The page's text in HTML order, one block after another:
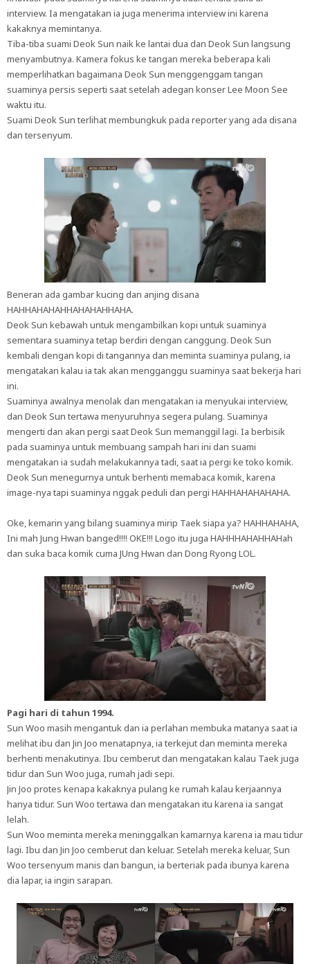
interview. Ia mengatakan ia juga menerima interview ini karena
kakaknya memintanya.
Tiba-tiba suami Deok Sun naik ke lantai dua dan Deok Sun langsung
menyambutnya. Kamera fokus ke tangan mereka beberapa kali
memperlihatkan bagaimana Deok Sun menggenggam tangan
suaminya persis seperti saat setelah adegan konser Lee Moon See
waktu itu.
Suami Deok Sun terlihat membungkuk pada reporter yang ada disana
dan tersenyum.
Beneran ada gambar kucing dan anjing disana
HAHHAHAHAHHAHAHAHHAHA.
Deok Sun kebawah untuk mengambilkan kopi untuk suaminya
sementara suaminya tetap berdiri dengan canggung. Deok Sun
kembali dengan kopi di tangannya dan meminta suaminya pulang, ia
mengatakan kalau ia tak akan mengganggu suaminya saat bekerja hari
ini.
Suaminya awalnya menolak dan mengatakan ia menyukai interview,
dan Deok Sun tertawa menyuruhnya segera pulang. Suaminya
mengerti dan akan pergi saat Deok Sun memanggil lagi. Ia berbisik
pada suaminya untuk membuang sampah hari ini dan suami
mengatakan ia sudah melakukannya tadi, saat ia pergi ke toko komik.
Deok Sun menegurnya untuk berhenti memabaca komik, karena
image-nya tapi suaminya nggak peduli dan pergi HAHHAHAHAHAHA.
Oke, kemarin yang bilang suaminya mirip Taek siapa ya? HAHHAHAHA,
Ini mah Jung Hwan banged!!!! OKE!!! Logo itu juga HAHHHAHAHHAHah
dan suka baca komik cuma JUng Hwan dan Dong Ryong LOL.
Pagi hari di tahun 1994.
Sun Woo masih mengantuk dan ia perlahan membuka matanya saat ia
melihat ibu dan Jin Joo menatapnya, ia terkejut dan meminta mereka
berhenti menakutinya. Ibu cemberut dan mengatakan kalau Taek juga
tidur dan Sun Woo juga, rumah jadi sepi.
Jin Joo protes kenapa kakaknya pulang ke rumah kalau kerjaannya
hanya tidur. Sun Woo tertawa dan mengatakan itu karena ia sangat
lelah.
Sun Woo meminta mereka meninggalkan kamarnya karena ia mau tidur
lagi. Ibu dan Jin Joo cemberut dan keluar. Setelah mereka keluar, Sun
Woo tersenyum manis dan bangun, ia berteriak pada ibunya karena
dia lapar, ia ingin sarapan.